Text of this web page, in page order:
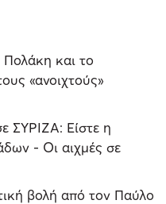
και το
«ανοιχτούς»
ΣΥΡΙΖΑ: Είστε η
- Οι αιχμές σε
βολή από τον Παύλο